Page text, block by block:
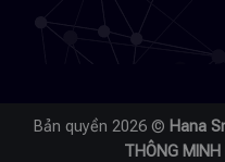
Bản quyền 2026 © Hana
THÔNG MINH